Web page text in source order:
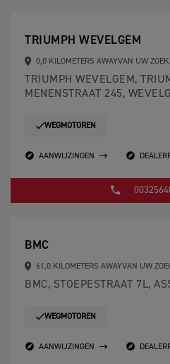
TRIUMPH WEVELGEM
0,0 KILOMETERS AWAYVAN UW
TRIUMPH WEVELGEM,
MENENSTRAAT 245,
WEGMOTOREN
AANWIJZINGEN
BMC
61,0 KILOMETERS AWAYVAN UW
BMC, STOEPESTRAAT 7L,
WEGMOTOREN
AANWIJZINGEN